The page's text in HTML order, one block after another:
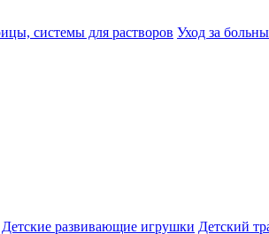
системы для растворов Уход за
Детские развивающие игрушки Детский